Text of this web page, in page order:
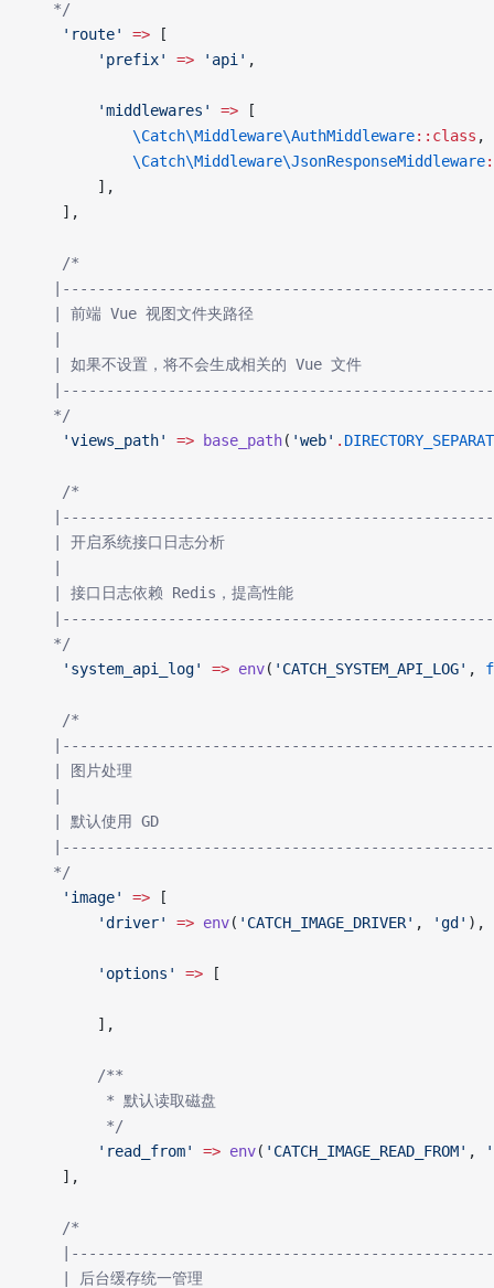
   */
    'route'
=> [
        'prefix'
=> 'api' ,
        'middlewares'
=> [
            \Catch\Middleware\AuthMiddleware
::class ,
            \Catch\Middleware\JsonResponseMiddleware
        ],
    ],
    /*
   | 前端 Vue 视图文件夹路径
   | 如果不设置，将不会生成相关的 Vue 文件
   */
    'views_path'
=> base_path( 'web' .
    /*
   | 开启系统接口日志分析
   | 接口日志依赖 Redis，提高性能
   */
    'system_api_log'
=> env( 'CATCH_SYSTEM_API_LOG' ,
    /*
   | 图片处理
   | 默认使用 GD
   */
    'image'
=> [
        'driver'
=> env( 'CATCH_IMAGE_DRIVER' , 'gd' ),
        'options'
=> [
        ],
        /**
         * 默认读取磁盘
         */
        'read_from'
=> env( 'CATCH_IMAGE_READ_FROM' ,
    ],
    /*
    | 后台缓存统一管理